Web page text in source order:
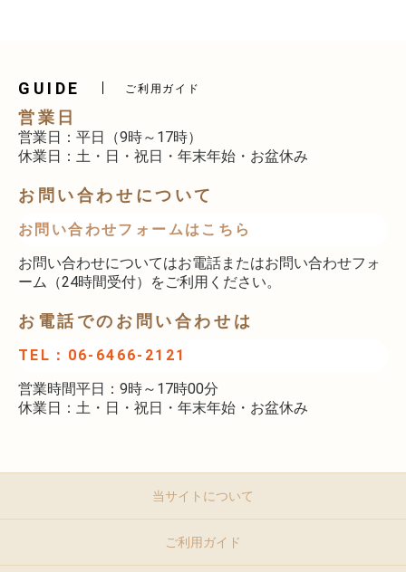
GUIDE ご利用ガイド
営業日
営業日：平日（9時～17時）
休業日：土・日・祝日・年末年始・お盆休み
お問い合わせについて
お問い合わせフォームはこちら
お問い合わせについてはお電話またはお問い合わせフォ
ーム（24時間受付）をご利用ください。
お電話でのお問い合わせは
TEL：06-6466-2121
営業時間平日：9時～17時00分
休業日：土・日・祝日・年末年始・お盆休み
当サイトについて
ご利用ガイド